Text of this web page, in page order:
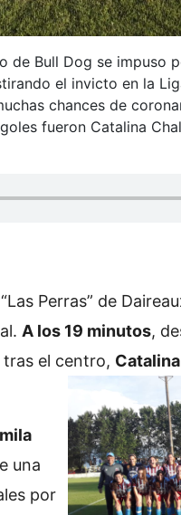
de Bull Dog se impuso
el invicto en la
chances de
fueron Catalina
Perras” de
A los 19 minutos,
el centro,
una
por